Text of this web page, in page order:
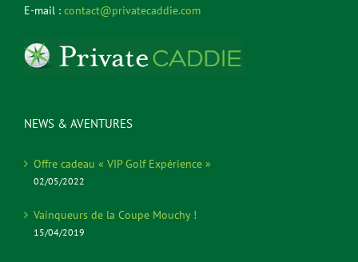
E-mail : contact@privatecaddie.com
NEWS & AVENTURES
Offre cadeau « VIP Golf Expérience »
02/05/2022
Vainqueurs de la Coupe Mouchy !
15/04/2019